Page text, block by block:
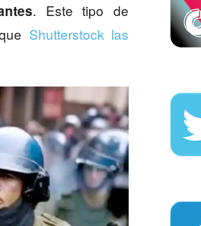
. Este tipo de
Shutterstock las